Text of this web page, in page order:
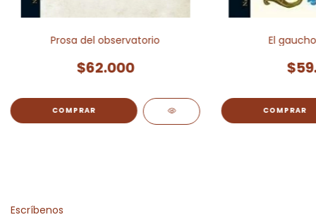
Prosa del observatorio
$62.000
El
Escríbenos